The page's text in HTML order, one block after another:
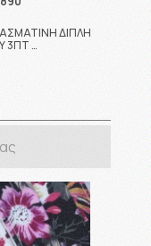
ΔΙΠΛΗ
3ΠΤ …